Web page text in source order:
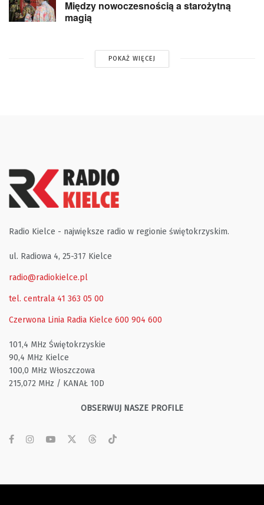
Między nowoczesnością a starożytną
magią
POKAŻ WIĘCEJ
Radio Kielce - największe radio w regionie świętokrzyskim.
ul. Radiowa 4, 25-317 Kielce
radio@radiokielce.pl
tel. centrala 41 363 05 00
Czerwona Linia Radia Kielce 600 904 600
101,4 MHz Świętokrzyskie
90,4 MHz Kielce
100,0 MHz Włoszczowa
215,072 MHz / KANAŁ 10D
OBSERWUJ NASZE PROFILE